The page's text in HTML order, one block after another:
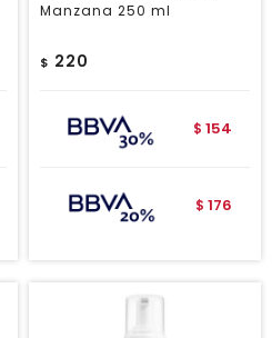
Manzana 250 ml
$ 220
$ 154
$ 176